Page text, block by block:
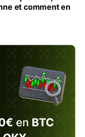
et comment en